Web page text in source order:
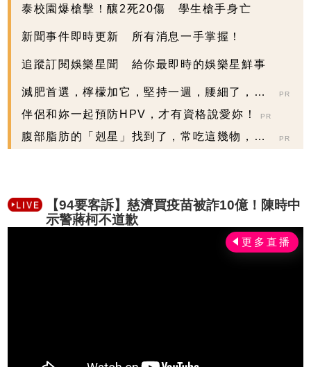
泰校園爆槍擊！釀2死20傷 學生槍手身亡
新聞事件即時更新 所有消息一手掌握！
追蹤訂閱娛樂星聞 給你最即時的娛樂星鮮事
減肥首選，檸檬加它，堅持一週，腰細了，瘦
到你懷疑人生
PR
伴侶和妳一起預防HPV，才有資格說愛妳！ PR
腹部脂肪的「剋星」找到了，常吃這幾物，吃
PR
【94要客訴】慈濟買疫苗被詐10億！陳時中
示警蔣柯不道歉